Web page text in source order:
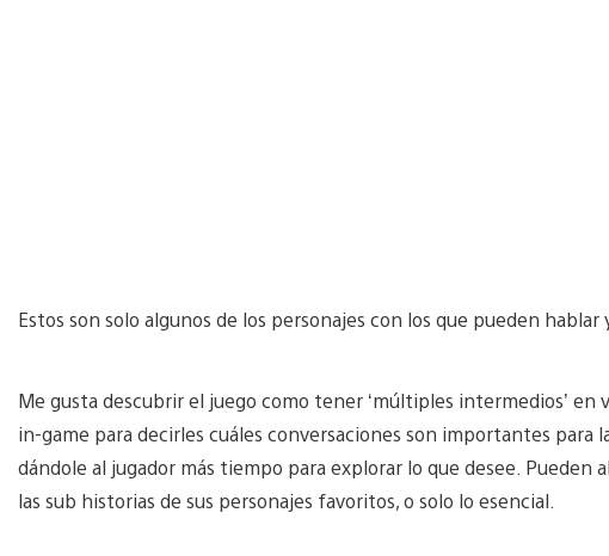
Estos son solo algunos de los personajes con los que pueden hablar
Me gusta descubrir el juego como tener ‘múltiples intermedios’ en
in-game para decirles cuáles conversaciones son importantes para
dándole al jugador más tiempo para explorar lo que desee. Pueden
las sub historias de sus personajes favoritos, o solo lo esencial.